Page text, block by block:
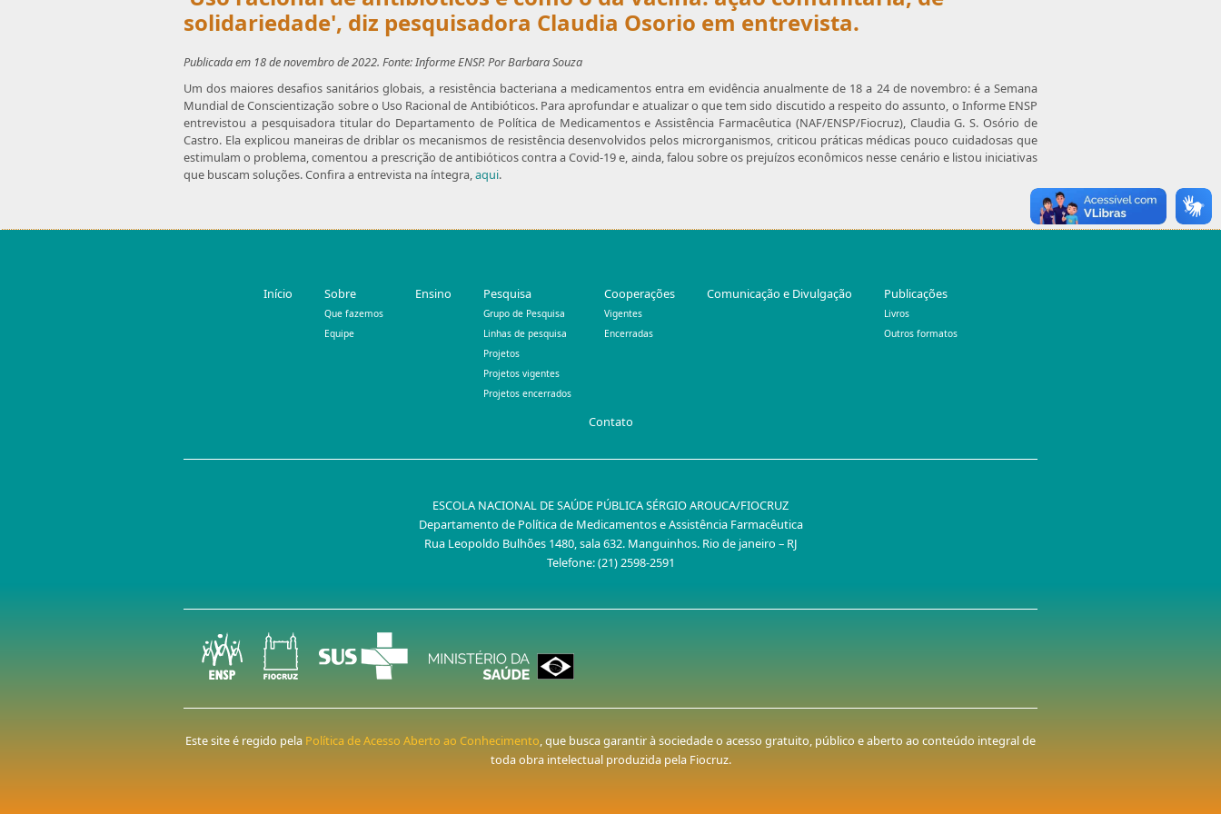
solidariedade', diz pesquisadora Claudia Osorio em entrevista.
Publicada em 18 de novembro de 2022. Fonte: Informe ENSP. Por Barbara Souza
Um dos maiores desafios sanitários globais, a resistência bacteriana a medicamentos entra em evidência anualmente de 18 a 24 de novembro: é a Semana
Mundial de Conscientização sobre o Uso Racional de Antibióticos. Para aprofundar e atualizar o que tem sido discutido a respeito do assunto, o Informe ENSP
entrevistou a pesquisadora titular do Departamento de Política de Medicamentos e Assistência Farmacêutica (NAF/ENSP/Fiocruz), Claudia G. S. Osório de
Castro. Ela explicou maneiras de driblar os mecanismos de resistência desenvolvidos pelos microrganismos, criticou práticas médicas pouco cuidadosas que
estimulam o problema, comentou a prescrição de antibióticos contra a Covid-19 e, ainda, falou sobre os prejuízos econômicos nesse cenário e listou iniciativas
que buscam soluções. Confira a entrevista na íntegra,aqui.
Início Sobre
Que fazemos
Equipe
Ensino Pesquisa
Grupo de Pesquisa
Linhas de pesquisa
Projetos
Projetos vigentes
Projetos encerrados
Cooperações
Vigentes
Encerradas
Comunicação e Divulgação Publicações
Livros
Outros formatos
Contato
ESCOLA NACIONAL DE SAÚDE PÚBLICA SÉRGIO AROUCA/FIOCRUZ
Departamento de Política de Medicamentos e Assistência Farmacêutica
Rua Leopoldo Bulhões 1480, sala 632. Manguinhos. Rio de janeiro – RJ
Telefone: (21) 2598-2591
Este site é regido pela Política de Acesso Aberto ao Conhecimento, que busca garantir à sociedade o acesso gratuito, público e aberto ao conteúdo integral de
toda obra intelectual produzida pela Fiocruz.